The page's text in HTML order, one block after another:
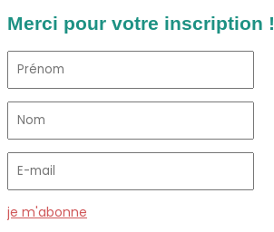
Merci pour votre inscription !
je m'abonne